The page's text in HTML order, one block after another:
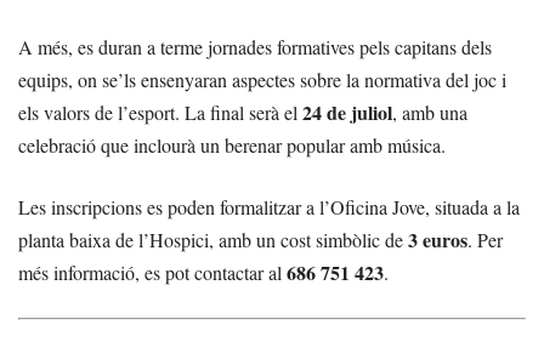
A més, es duran a terme jornades formatives pels capitans dels
equips, on se’ls ensenyaran aspectes sobre la normativa del joc i
els valors de l’esport. La final serà el 24 de juliol, amb una
celebració que inclourà un berenar popular amb música.
Les inscripcions es poden formalitzar a l’Oficina Jove, situada a la
planta baixa de l’Hospici, amb un cost simbòlic de3 euros. Per
més informació, es pot contactar al 686 751 423.